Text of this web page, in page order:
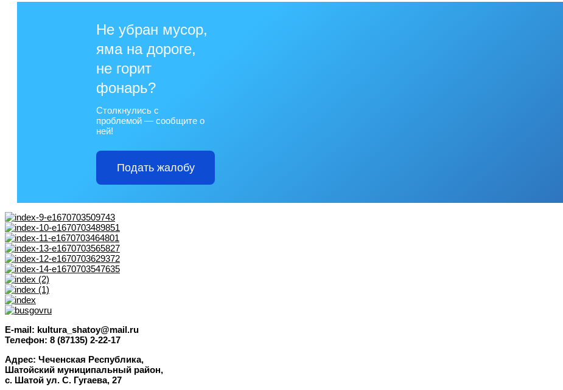
Не убран мусор,
яма на дороге,
не горит
фонарь?
Столкнулись с
проблемой — сообщите о
ней!
Подать жалобу
E-mail: kultura_shatoy@mail.ru
Телефон: 8 (87135) 2-22-17
Адрес: Чеченская Республика,
Шатойский муниципальный район,
с. Шатой ул. С. Гугаева, 27